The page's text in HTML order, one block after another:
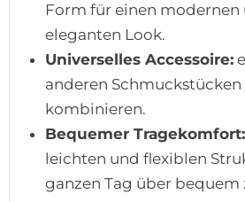
Form für einen modernen
eleganten Look.
Universelles Accessoire:
anderen Schmuckstücken
kombinieren.
Bequemer Tragekomfort:
leichten und flexiblen
ganzen Tag über bequem